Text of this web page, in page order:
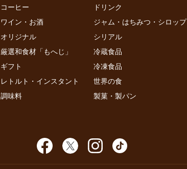
コーヒー
ドリンク
ワイン・お酒
ジャム・はちみつ・シロップ
オリジナル
シリアル
厳選和食材「もへじ」
冷蔵食品
ギフト
冷凍食品
レトルト・インスタント
世界の食
調味料
製菓・製パン